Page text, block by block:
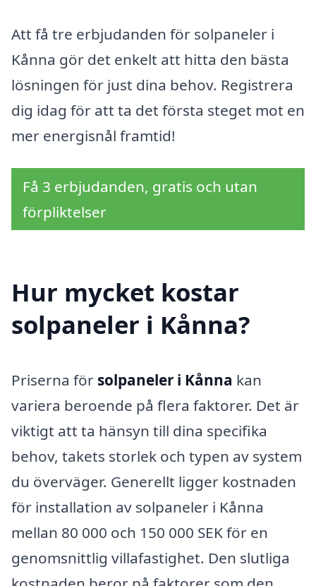
Att få tre erbjudanden för solpaneler i
Kånna gör det enkelt att hitta den bästa
lösningen för just dina behov. Registrera
dig idag för att ta det första steget mot en
mer energisnål framtid!
Få 3 erbjudanden, gratis och utan
förpliktelser
Hur mycket kostar
solpaneler i Kånna?
Priserna för solpaneler i Kånna kan
variera beroende på flera faktorer. Det är
viktigt att ta hänsyn till dina specifika
behov, takets storlek och typen av system
du överväger. Generellt ligger kostnaden
för installation av solpaneler i Kånna
mellan 80 000 och 150 000 SEK för en
genomsnittlig villafastighet. Den slutliga